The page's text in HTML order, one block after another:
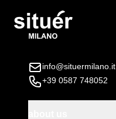
info@situermilano.it
+39 0587 748052